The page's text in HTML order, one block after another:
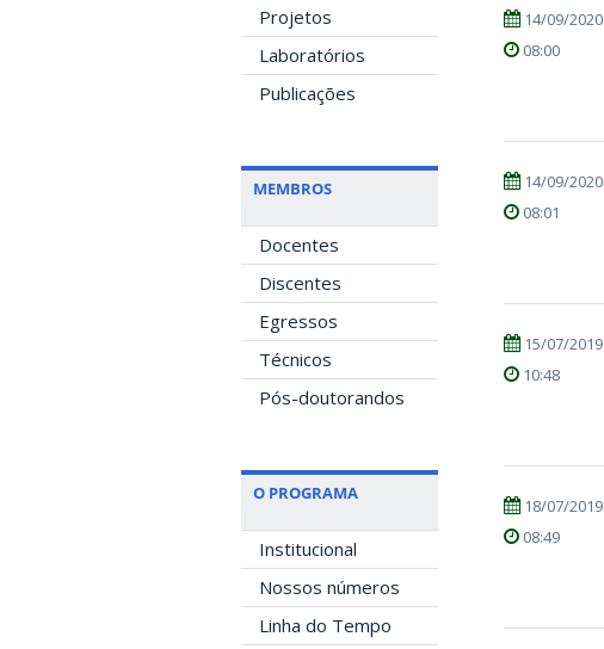
Projetos
Laboratórios
Publicações
MEMBROS
Docentes
Discentes
Egressos
Técnicos
Pós-doutorandos
O PROGRAMA
Institucional
Nossos números
Linha do Tempo
14/09/2020
08:00
14/09/2020
08:01
15/07/2019
10:48
18/07/2019
08:49